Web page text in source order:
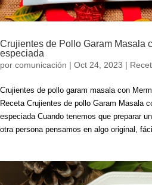
Crujientes de Pollo Garam Masala
especiada
por comunicación | Oct 24, 2023 |
Crujientes de pollo garam masala con
Receta Crujientes de pollo Garam Masala
especiada Cuando tenemos que preparar
otra persona pensamos en algo original,